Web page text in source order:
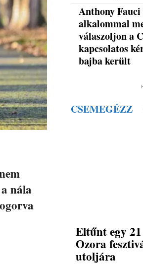
nála
Anthony
alkalommal
válaszoljon a
kapcsolatos
bajba került
CSEMEGÉZZ
Eltűnt egy
Ozora
utoljára